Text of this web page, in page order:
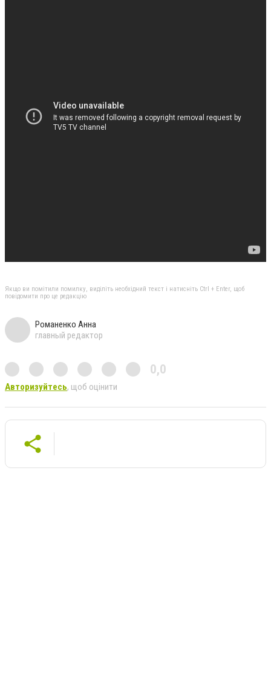
Якщо ви помітили помилку, виділіть необхідний текст і натисніть Ctrl + Enter, щоб
повідомити про це редакцію
Романенко Анна
главный редактор
0,0
Авторизуйтесь, щоб оцінити